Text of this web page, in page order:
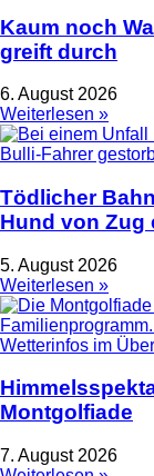
Kaum noch
greift durch
6. August 2026
Weiterlesen »
Tödlicher
Hund von Zug
5. August 2026
Weiterlesen »
Montgolfiade
7. August 2026